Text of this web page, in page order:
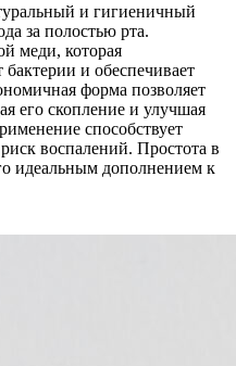
и гигиеничный
за полостью рта.
меди, которая
бактерии и обеспечивает
форма позволяет
его скопление и улучшая
способствует
воспалений. Простота в
идеальным дополнением к